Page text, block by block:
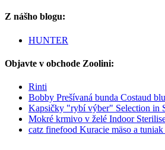
Z nášho blogu:
HUNTER
Objavte v obchode Zoolini:
Rinti
Bobby Prešívaná bunda Costaud
Kapsičky "rybí výber" Selection in
Mokré krmivo v želé Indoor
catz finefood Kuracie mäso a